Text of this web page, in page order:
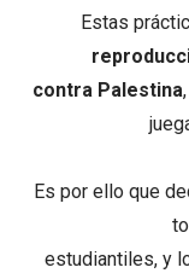
Estas
contra Palestina
Es por ello que
estudiantiles, y